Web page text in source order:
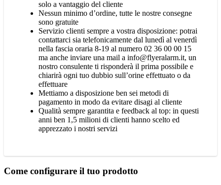
solo a vantaggio del cliente
Nessun minimo d’ordine, tutte le nostre consegne
sono gratuite
Servizio clienti sempre a vostra disposizione: potrai
contattarci sia telefonicamente dal lunedì al venerdì
nella fascia oraria 8-19 al numero 02 36 00 00 15
ma anche inviare una mail a info@flyeralarm.it, un
nostro consulente ti risponderà il prima possibile e
chiarirà ogni tuo dubbio sull’orine effettuato o da
effettuare
Mettiamo a disposizione ben sei metodi di
pagamento in modo da evitare disagi al cliente
Qualità sempre garantita e feedback al top: in questi
anni ben 1,5 milioni di clienti hanno scelto ed
apprezzato i nostri servizi
Come configurare il tuo prodotto